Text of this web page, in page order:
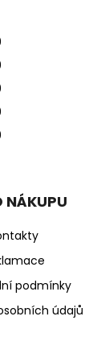
NÁKUPU
podmínky
údajů